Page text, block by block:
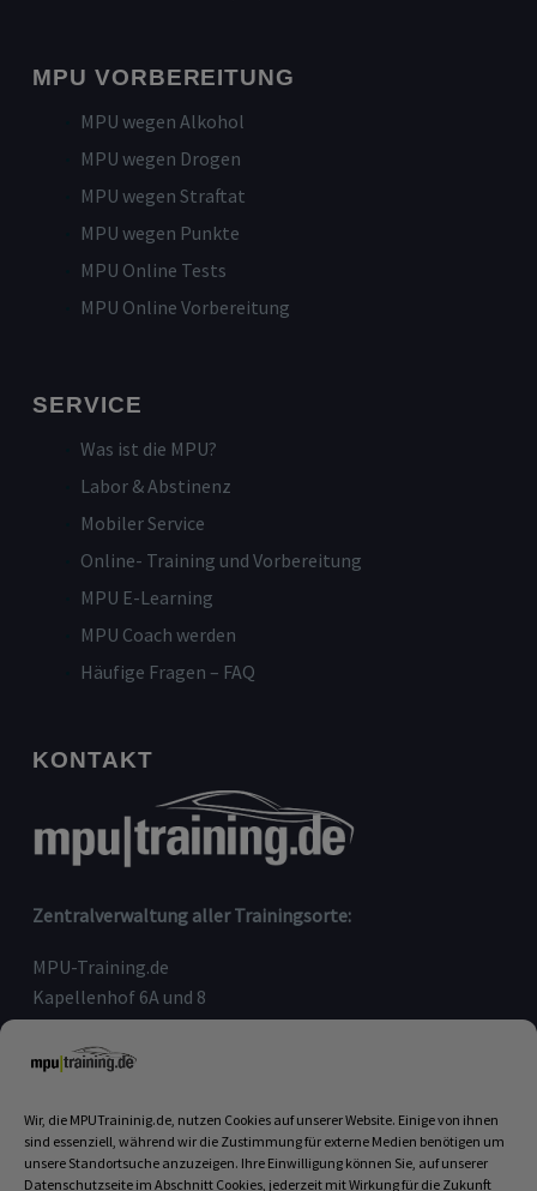
Wir, die MPUTraininig.de, nutzen Cookies auf unserer Website. Einige von ihnen
sind essenziell, während wir die Zustimmung für externe Medien benötigen um
unsere Standortsuche anzuzeigen. Ihre Einwilligung können Sie, auf unserer
Datenschutzseite im Abschnitt Cookies, jederzeit mit Wirkung für die Zukunft
MPU VORBEREITUNG
MPU wegen Alkohol
MPU wegen Drogen
MPU wegen Straftat
MPU wegen Punkte
MPU Online Tests
MPU Online Vorbereitung
SERVICE
Was ist die MPU?
Labor & Abstinenz
Mobiler Service
Online- Training und Vorbereitung
MPU E-Learning
MPU Coach werden
Häufige Fragen – FAQ
KONTAKT
Zentralverwaltung aller Trainingsorte:
MPU-Training.de
Kapellenhof 6A und 8
91207 Lauf an der Pegnitz
Telefon:
09123-80 97 090